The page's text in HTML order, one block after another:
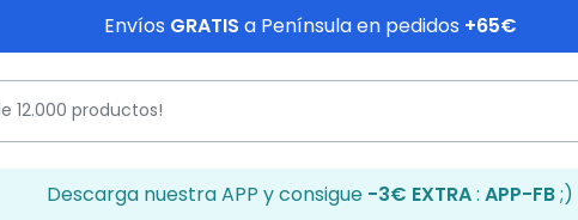
Envíos GRATIS a Península en pedidos +65€
Descarga nuestra APP y consigue -3€ EXTRA: APP-FB;)